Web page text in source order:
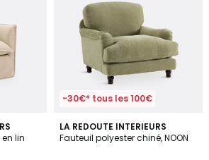
lin
-30€* tous les 100€
LA REDOUTE INTERIEURS
Fauteuil polyester chiné, NOON
4
/
9
Couleurs